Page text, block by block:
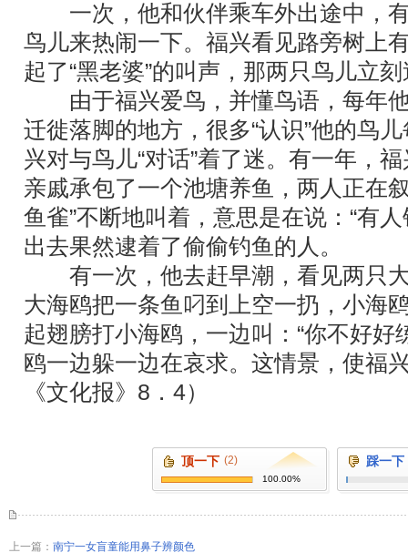
一次，他和伙伴乘车外出途中，有
鸟儿来热闹一下。福兴看见路旁树上
起了“黑老婆”的叫声，那两只鸟儿立
由于福兴爱鸟，并懂鸟语，每年他
迁徙落脚的地方，很多“认识”他的鸟
兴对与鸟儿“对话”着了迷。有一年，
亲戚承包了一个池塘养鱼，两人正在
鱼雀”不断地叫着，意思是在说：“有
出去果然逮着了偷偷钓鱼的人。
有一次，他去赶早潮，看见两只大
大海鸥把一条鱼叼到上空一扔，小海
起翅膀打小海鸥，一边叫：“你不好好
鸥一边躲一边在哀求。这情景，使福
《文化报》8．4）
顶一下 (2)
100.00%
踩一下
上一篇： 南宁一女盲童能用鼻子辨颜色